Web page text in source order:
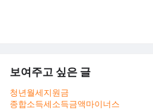
보여주고 싶은 글
청년월세지원금
종합소득세소득금액마이너스